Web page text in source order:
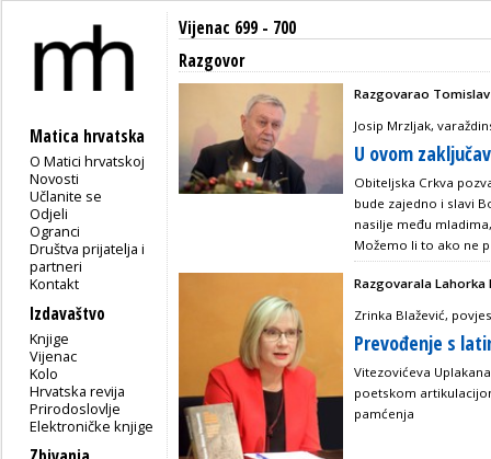
Matica hrvatska
O Matici hrvatskoj
Novosti
Učlanite se
Odjeli
Ogranci
Društva prijatelja i
partneri
Kontakt
Izdavaštvo
Knjige
Vijenac
Kolo
Hrvatska revija
Prirodoslovlje
Elektroničke knjige
Vijenac 699 - 700
Razgovor
Razgovarao
Josip Mrzljak,
U ovom
Obiteljska Crkva
bude zajedno i slavi
nasilje među
Možemo li to ako ne
Razgovarala Lahorka
Zrinka Blažević,
Prevođenje s
Vitezovićeva
poetskom
pamćenja